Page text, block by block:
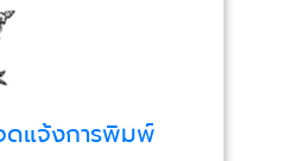
แจ้งการพิมพ์